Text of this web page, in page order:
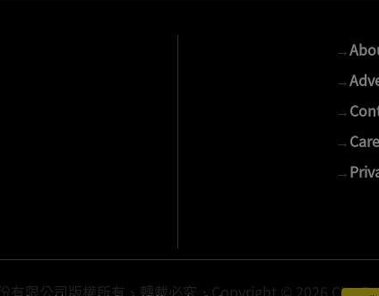
→
→
→
→
→
有限公司版權所有、轉載必究．Copyright © 2026 Cite